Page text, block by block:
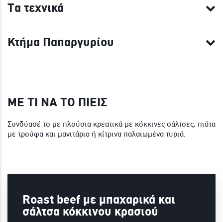
Τα τεχνικά
Κτήμα Παπαργυρίου
ΜΕ ΤΙ ΝΑ ΤΟ ΠΙΕΙΣ
Συνδύασέ το με πλούσια κρεατικά με κόκκινες σάλτσες, πιάτα
με τρούφα και μανιτάρια ή κίτρινα παλαιωμένα τυριά.
Roast beef με μπαχαρικά και
σάλτσα κόκκινου κρασιού